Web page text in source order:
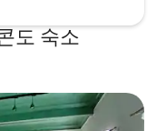
도 숙소